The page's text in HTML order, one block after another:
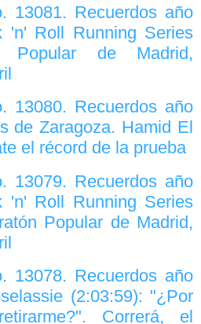
13081. Recuerdos año
'n' Roll Running Series
Popular de Madrid,
13080. Recuerdos año
de Zaragoza. Hamid El
el récord de la prueba
13079. Recuerdos año
'n' Roll Running Series
Popular de Madrid,
13078. Recuerdos año
(2:03:59): "¿Por
Correrá, el